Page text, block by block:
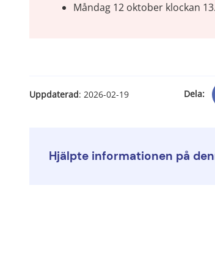
Måndag 12 oktober klockan
Uppdaterad: 2026-02-19 Dela:
Hjälpte informationen på